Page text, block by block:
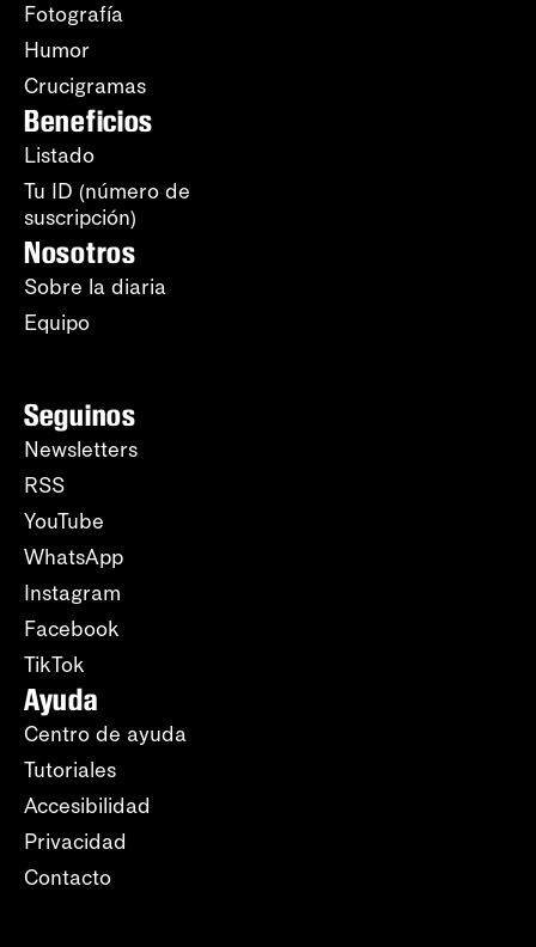
Fotografía
Humor
Crucigramas
Beneficios
Listado
Tu ID (número de
suscripción)
Nosotros
Sobre la diaria
Equipo
Seguinos
Newsletters
RSS
YouTube
WhatsApp
Instagram
Facebook
TikTok
Ayuda
Centro de ayuda
Tutoriales
Accesibilidad
Privacidad
Contacto